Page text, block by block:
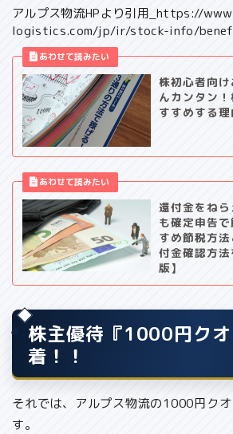
アルプス物流HPより引用_https://
logistics.com/jp/ir/stock-info/
株初心者向
んカンタン
すすめする理
還付金をね
も確定申告
すめ節税方
付金確認方
版】
株主優待『1000円ク
着！！
それでは、アルプス物流の1000円ク
す。